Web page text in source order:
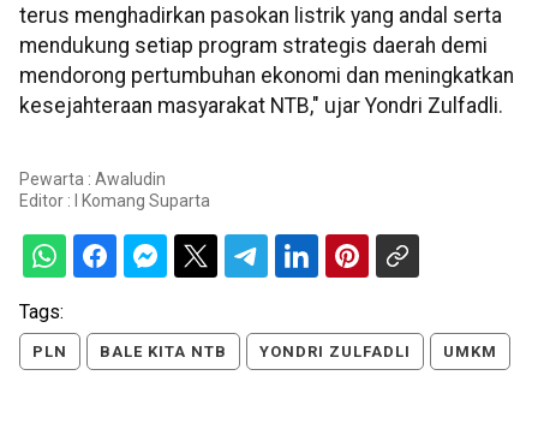
terus menghadirkan pasokan listrik yang andal serta
mendukung setiap program strategis daerah demi
mendorong pertumbuhan ekonomi dan meningkatkan
kesejahteraan masyarakat NTB," ujar Yondri Zulfadli.
Pewarta : Awaludin
Editor :
I Komang Suparta
Tags:
PLN BALE KITA NTB YONDRI ZULFADLI UMKM